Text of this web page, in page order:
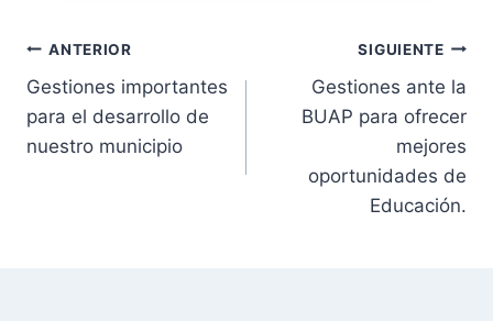
Navegación
de
entradas
ANTERIOR
Gestiones importantes
para el desarrollo de
nuestro municipio
SIGUIENTE
Gestiones ante la
BUAP para ofrecer
mejores
oportunidades de
Educación.